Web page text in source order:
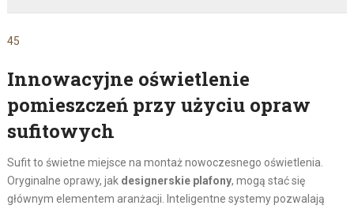
45
Innowacyjne oświetlenie
pomieszczeń przy użyciu opraw
sufitowych
Sufit to świetne miejsce na montaż nowoczesnego oświetlenia.
Oryginalne oprawy, jak designerskie plafony, mogą stać się
głównym elementem aranżacji. Inteligentne systemy pozwalają